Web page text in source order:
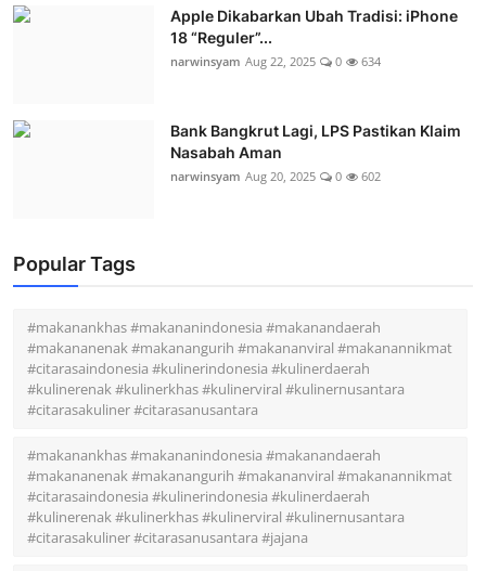
Apple Dikabarkan Ubah Tradisi: iPhone
18 “Reguler”...
narwinsyam Aug 22, 2025 0 634
Bank Bangkrut Lagi, LPS Pastikan Klaim
Nasabah Aman
narwinsyam Aug 20, 2025 0 602
Popular Tags
#makanankhas #makananindonesia #makanandaerah
#makananenak #makanangurih #makananviral #makanannikmat
#citarasaindonesia #kulinerindonesia #kulinerdaerah
#kulinerenak #kulinerkhas #kulinerviral #kulinernusantara
#citarasakuliner #citarasanusantara
#makanankhas #makananindonesia #makanandaerah
#makananenak #makanangurih #makananviral #makanannikmat
#citarasaindonesia #kulinerindonesia #kulinerdaerah
#kulinerenak #kulinerkhas #kulinerviral #kulinernusantara
#citarasakuliner #citarasanusantara #jajana